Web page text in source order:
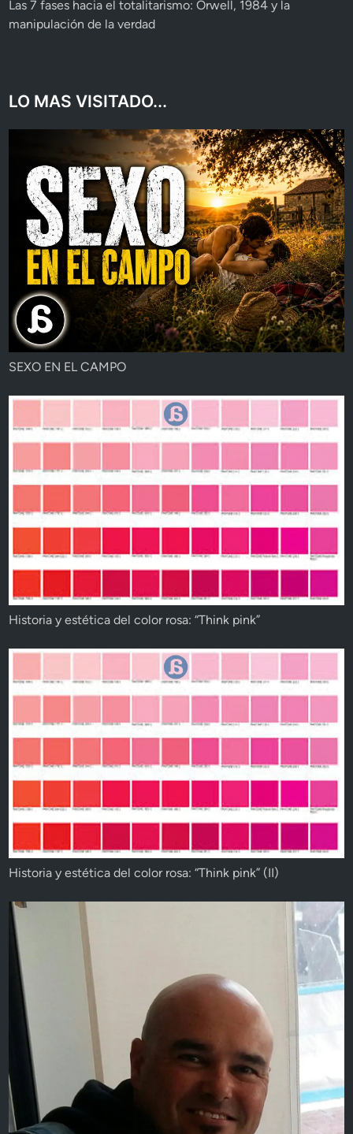
Las 7 fases hacia el totalitarismo: Orwell, 1984 y la
manipulación de la verdad
LO MAS VISITADO...
SEXO EN EL CAMPO
Historia y estética del color rosa: “Think pink”
Historia y estética del color rosa: “Think pink” (II)